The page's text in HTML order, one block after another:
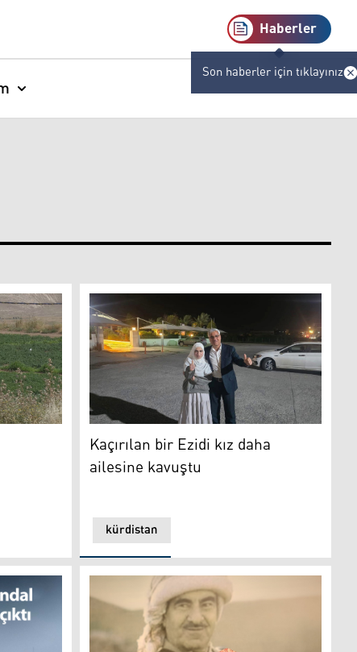
Haberler
Son haberler için tıklayınız
geçim kapısı: Mevsimsel tarım
Kaçırılan bir Ezidi kız daha ailesine kavuştu
kürdistan
Kaçırılan bir Ezidi kız daha
ailesine kavuştu